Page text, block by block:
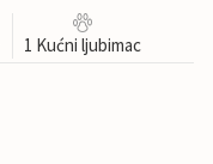
1 Kućni ljubimac